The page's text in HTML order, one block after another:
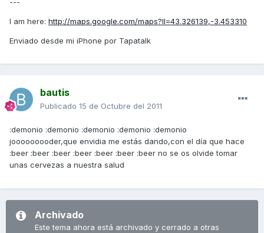
I am here: http://maps.google.com/maps?ll=43.326139,-3.453310
Enviado desde mi iPhone por Tapatalk
bautis
Publicado 15 de Octubre del 2011
:demonio :demonio :demonio :demonio :demonio
jooooooooder,que envidia me estás dando,con el día que hace
:beer :beer :beer :beer :beer :beer :beer no se os olvide tomar
unas cervezas a nuestra salud
Archivado
Este tema ahora está archivado y cerrado a otras